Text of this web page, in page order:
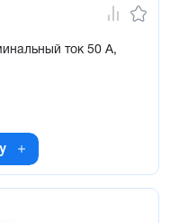
ток 50 А,